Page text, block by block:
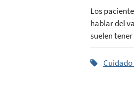
Los
hablar del
suelen